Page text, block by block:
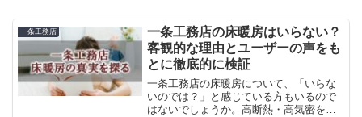
一条工務店
一条工務店の床暖房はいらない？
客観的な理由とユーザーの声をも
とに徹底的に検証
一条工務店の床暖房について、「いらな
いのでは？」と感じている方もいるので
はないでしょうか。高断熱・高気密を誇